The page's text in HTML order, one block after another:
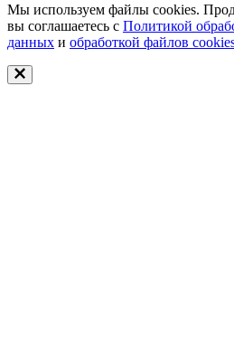
Мы используем файлы cookies.
вы соглашаетесь с Политикой
данных и обработкой файлов